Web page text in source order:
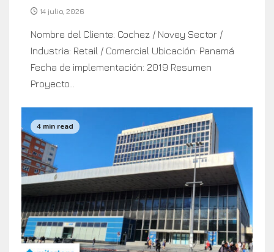
14 julio, 2026
Nombre del Cliente: Cochez / Novey Sector /
Industria: Retail / Comercial Ubicación: Panamá
Fecha de implementación: 2019 Resumen
Proyecto...
4 min read